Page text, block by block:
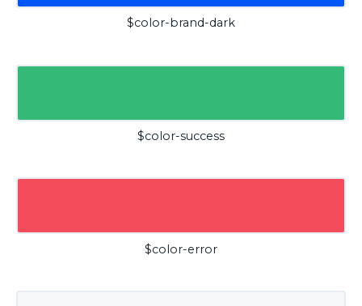
$color-brand-dark
$color-success
$color-error